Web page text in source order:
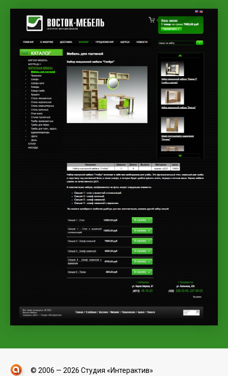
© 2006 — 2026 Студия «Интерактив»